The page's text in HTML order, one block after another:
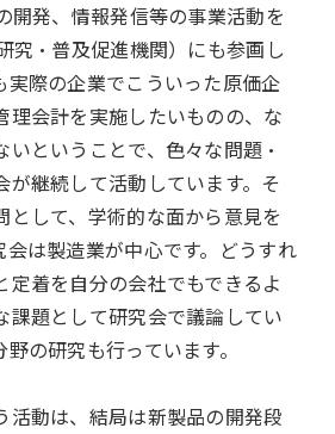
開発、情報発信等の事業活動を
究・普及促進機関）にも参画し
実際の企業でこういった原価企
理会計を実施したいものの、な
ということで、色々な問題・
が継続して活動しています。そ
として、学術的な面から意見を
会は製造業が中心です。どうすれ
定着を自分の会社でもできるよ
課題として研究会で議論してい
の研究も行っています。
活動は、結局は新製品の開発段